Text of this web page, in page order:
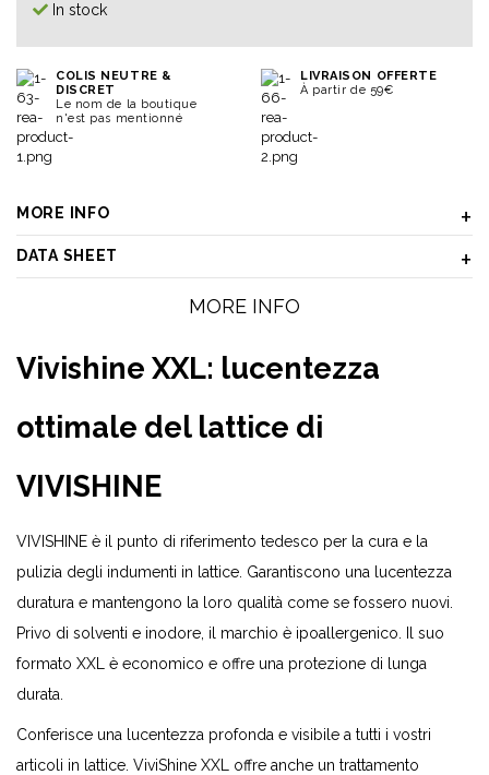
In stock
COLIS NEUTRE &
DISCRET
Le nom de la boutique
n'est pas mentionné
LIVRAISON OFFERTE
À partir de 59€
MORE INFO
DATA SHEET
MORE INFO
Vivishine XXL: lucentezza
ottimale del lattice di
VIVISHINE
VIVISHINE è il punto di riferimento tedesco per la cura e la
pulizia degli indumenti in lattice. Garantiscono una lucentezza
duratura e mantengono la loro qualità come se fossero nuovi.
Privo di solventi e inodore, il marchio è ipoallergenico. Il suo
formato XXL è economico e offre una protezione di lunga
durata.
Conferisce una lucentezza profonda e visibile a tutti i vostri
articoli in lattice. ViviShine XXL offre anche un trattamento